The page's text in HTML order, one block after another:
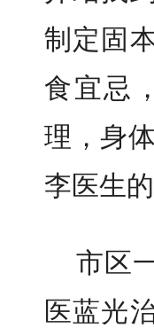
制定固
食宜忌
理，身
李医生
市区
医蓝光